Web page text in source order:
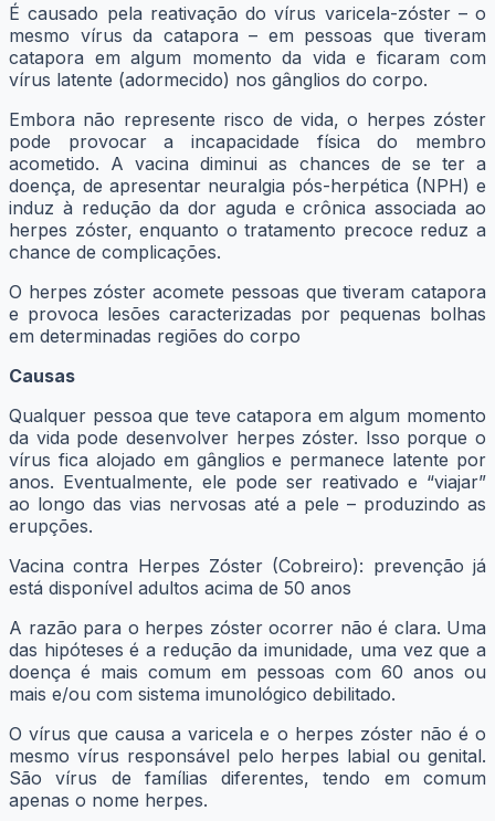
É causado pela reativação do vírus varicela-zóster – o
mesmo vírus da catapora – em pessoas que tiveram
catapora em algum momento da vida e ficaram com
vírus latente (adormecido) nos gânglios do corpo.
Embora não represente risco de vida, o herpes zóster
pode provocar a incapacidade física do membro
acometido. A vacina diminui as chances de se ter a
doença, de apresentar neuralgia pós-herpética (NPH) e
induz à redução da dor aguda e crônica associada ao
herpes zóster, enquanto o tratamento precoce reduz a
chance de complicações.
O herpes zóster acomete pessoas que tiveram catapora
e provoca lesões caracterizadas por pequenas bolhas
em determinadas regiões do corpo
Causas
Qualquer pessoa que teve catapora em algum momento
da vida pode desenvolver herpes zóster. Isso porque o
vírus fica alojado em gânglios e permanece latente por
anos. Eventualmente, ele pode ser reativado e “viajar”
ao longo das vias nervosas até a pele – produzindo as
erupções.
Vacina contra Herpes Zóster (Cobreiro): prevenção já
está disponível adultos acima de 50 anos
A razão para o herpes zóster ocorrer não é clara. Uma
das hipóteses é a redução da imunidade, uma vez que a
doença é mais comum em pessoas com 60 anos ou
mais e/ou com sistema imunológico debilitado.
O vírus que causa a varicela e o herpes zóster não é o
mesmo vírus responsável pelo herpes labial ou genital.
São vírus de famílias diferentes, tendo em comum
apenas o nome herpes.